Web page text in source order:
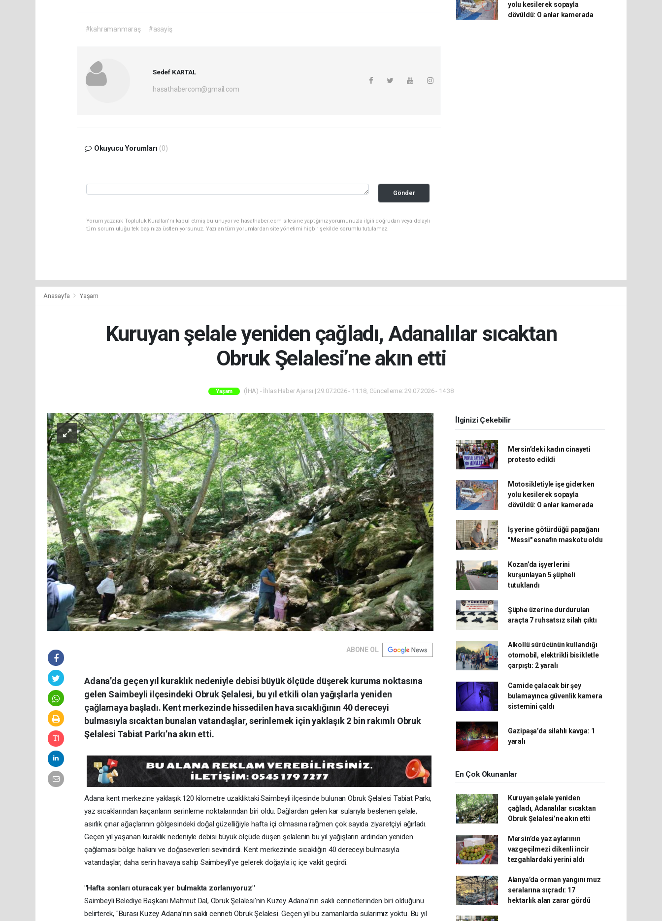
#kahramanmaraş #asayiş
Sedef KARTAL
hasathabercom@gmail.com
Okuyucu Yorumları (0)
Gönder
Yorum yazarak Topluluk Kuralları’nı kabul etmiş bulunuyor ve hasathaber.com sitesine yaptığınız yorumunuzla ilgili doğrudan veya dolaylı
tüm sorumluluğu tek başınıza üstleniyorsunuz. Yazılan tüm yorumlardan site yönetimi hiçbir şekilde sorumlu tutulamaz.
yolu kesilerek sopayla
dövüldü: O anlar kamerada
Anasayfa Yaşam
Kuruyan şelale yeniden çağladı, Adanalılar sıcaktan
Obruk Şelalesi’ne akın etti
Yaşam (İHA) - İhlas Haber Ajansı | 29.07.2026 - 11:18, Güncelleme: 29.07.2026 - 14:38
ABONE OL
Adana’da geçen yıl kuraklık nedeniyle debisi büyük ölçüde düşerek kuruma noktasına
gelen Saimbeyli ilçesindeki Obruk Şelalesi, bu yıl etkili olan yağışlarla yeniden
çağlamaya başladı. Kent merkezinde hissedilen hava sıcaklığının 40 dereceyi
bulmasıyla sıcaktan bunalan vatandaşlar, serinlemek için yaklaşık 2 bin rakımlı Obruk
Şelalesi Tabiat Parkı’na akın etti.
Adana kent merkezine yaklaşık 120 kilometre uzaklıktaki Saimbeyli ilçesinde bulunan Obruk Şelalesi Tabiat Parkı,
yaz sıcaklarından kaçanların serinleme noktalarından biri oldu. Dağlardan gelen kar sularıyla beslenen şelale,
asırlık çınar ağaçlarının gölgesindeki doğal güzelliğiyle hafta içi olmasına rağmen çok sayıda ziyaretçiyi ağırladı.
Geçen yıl yaşanan kuraklık nedeniyle debisi büyük ölçüde düşen şelalenin bu yıl yağışların ardından yeniden
çağlaması bölge halkını ve doğaseverleri sevindirdi. Kent merkezinde sıcaklığın 40 dereceyi bulmasıyla
vatandaşlar, daha serin havaya sahip Saimbeyli’ye gelerek doğayla iç içe vakit geçirdi.
"Hafta sonları oturacak yer bulmakta zorlanıyoruz"
Saimbeyli Belediye Başkanı Mahmut Dal, Obruk Şelalesi’nin Kuzey Adana’nın saklı cennetlerinden biri olduğunu
belirterek, "Burası Kuzey Adana’nın saklı cenneti Obruk Şelalesi. Geçen yıl bu zamanlarda sularımız yoktu. Bu yıl
İlginizi Çekebilir
Mersin’deki kadın cinayeti
protesto edildi
Motosikletiyle işe giderken
yolu kesilerek sopayla
dövüldü: O anlar kamerada
İş yerine götürdüğü papağanı
"Messi" esnafın maskotu oldu
Kozan’da işyerlerini
kurşunlayan 5 şüpheli
tutuklandı
Şüphe üzerine durdurulan
araçta 7 ruhsatsız silah çıktı
Alkollü sürücünün kullandığı
otomobil, elektrikli bisikletle
çarpıştı: 2 yaralı
Camide çalacak bir şey
bulamayınca güvenlik kamera
sistemini çaldı
Gazipaşa’da silahlı kavga: 1
yaralı
En Çok Okunanlar
Kuruyan şelale yeniden
çağladı, Adanalılar sıcaktan
Obruk Şelalesi’ne akın etti
Mersin’de yaz aylarının
vazgeçilmezi dikenli incir
tezgahlardaki yerini aldı
Alanya’da orman yangını muz
seralarına sıçradı: 17
hektarlık alan zarar gördü